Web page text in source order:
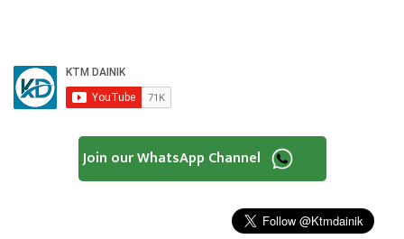
Join our WhatsApp Channel